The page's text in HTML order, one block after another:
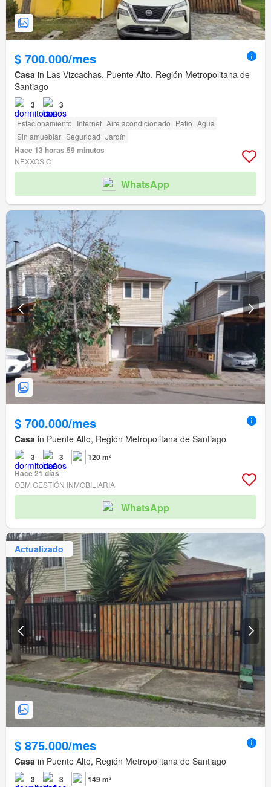
$ 700.000/mes
Casa in Las Vizcachas, Puente Alto, Región Metropolitana de
Santiago
3 3
Estacionamiento Internet Aire acondicionado Patio Agua
Sin amueblar Seguridad Jardín
Hace 13 horas 59 minutos
NEXXOS C
WhatsApp
$ 700.000/mes
Casa in Puente Alto, Región Metropolitana de Santiago
3 3
120 m²
Hace 21 días
OBM GESTIÓN INMOBILIARIA
WhatsApp
Actualizado
$ 875.000/mes
Casa in Puente Alto, Región Metropolitana de Santiago
3 3 149 m²